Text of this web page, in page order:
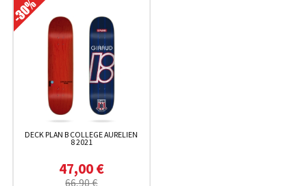
DECK PLAN B COLLEGE AURELIEN
8 2021
47,00 €
66,90 €